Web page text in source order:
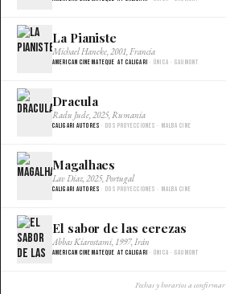
La Pianiste
Michael Haneke, 2001, Francia
American Cinemateque at Caligari · Única · Gaumont
Dracula
Radu Jude, 2025, Rumania
Caligari Autores · Dos proyecciones · Malba Cine
Magalhaes
Lav Diaz, 2025, Portugal
Caligari Autores · Dos proyecciones · Malba Cine
El sabor de las cerezas
Abbas Kiarostami, 1997, Irán
American Cinemateque at Caligari · Única · Gaumont
Fechas y horarios a confirmar